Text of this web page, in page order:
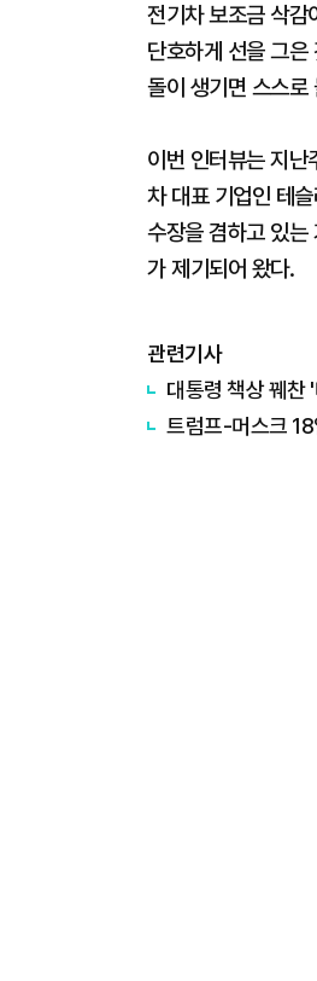
전기차 보조금 삭감
단호하게 선을 그
돌이 생기면 스스로
이번 인터뷰는 지난
차 대표 기업인 테
수장을 겸하고 있는
가 제기되어 왔다.
관련기사
대통령 책상 꿰찬
트럼프-머스크